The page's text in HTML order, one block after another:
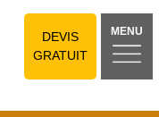
DEVIS
GRATUIT
MENU